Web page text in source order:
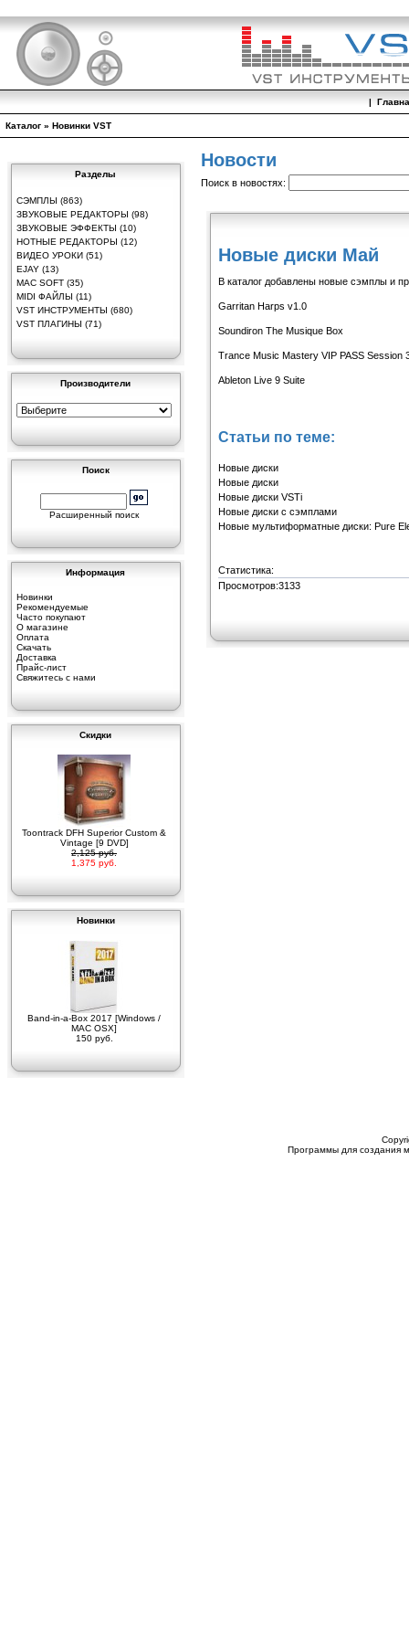
|
Каталог » Новинки VST
Разделы
СЭМПЛЫ (863)
ЗВУКОВЫЕ РЕДАКТОРЫ (98)
ЗВУКОВЫЕ ЭФФЕКТЫ (10)
НОТНЫЕ РЕДАКТОРЫ (12)
ВИДЕО УРОКИ (51)
EJAY (13)
MAC SOFT (35)
MIDI ФАЙЛЫ (11)
VST ИНСТРУМЕНТЫ (680)
VST ПЛАГИНЫ (71)
Производители
Поиск
Расширенный поиск
Информация
Новинки
Рекомендуемые
Часто покупают
О магазине
Оплата
Скачать
Доставка
Прайс-лист
Свяжитесь с нами
Скидки
Toontrack DFH Superior Custom &
Vintage [9 DVD]
2,125 руб.
1,375 руб.
Новинки
Band-in-a-Box 2017 [Windows /
MAC OSX]
150 руб.
Новости
Поиск в новостях:
Новые диски Май
В каталог добавлены новые сэмплы и
Garritan Harps v1.0
Soundiron The Musique Box
Trance Music Mastery VIP PASS Session
Ableton Live 9 Suite
Статьи по теме:
Новые диски
Новые диски
Новые диски VSTi
Новые диски с сэмплами
Новые мультиформатные диски: Pure
Статистика:
Просмотров:3133
Программы для создания